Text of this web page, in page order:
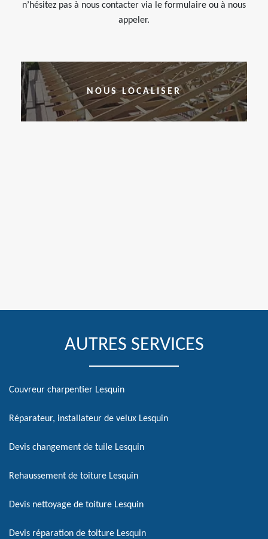
n’hésitez pas à nous contacter via le formulaire ou à nous
appeler.
NOUS LOCALISER
AUTRES SERVICES
Couvreur charpentier Lesquin
Réparateur, installateur de velux Lesquin
Devis changement de tuile Lesquin
Rehaussement de toiture Lesquin
Devis nettoyage de toiture Lesquin
Devis réparation de toiture Lesquin